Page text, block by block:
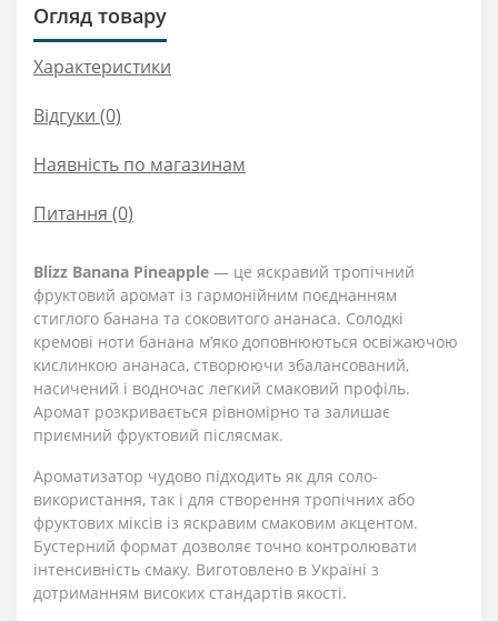
Огляд товару
Характеристики
Відгуки (0)
Наявність по магазинам
Питання (0)
Blizz Banana Pineapple — це яскравий тропічний
фруктовий аромат із гармонійним поєднанням
стиглого банана та соковитого ананаса. Солодкі
кремові ноти банана м’яко доповнюються освіжаючою
кислинкою ананаса, створюючи збалансований,
насичений і водночас легкий смаковий профіль.
Аромат розкривається рівномірно та залишає
приємний фруктовий післясмак.
Ароматизатор чудово підходить як для соло-
використання, так і для створення тропічних або
фруктових міксів із яскравим смаковим акцентом.
Бустерний формат дозволяє точно контролювати
інтенсивність смаку. Виготовлено в Україні з
дотриманням високих стандартів якості.